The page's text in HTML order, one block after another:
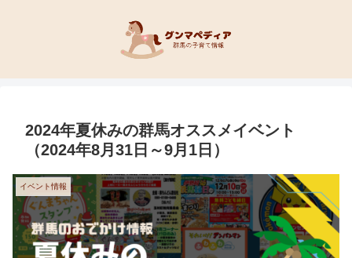
2024年夏休みの群馬オススメイベント
（2024年8月31日～9月1日）
イベント情報